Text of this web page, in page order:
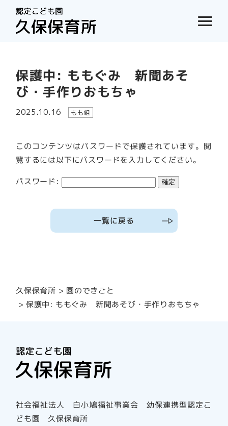
保護中: ももぐみ 新聞あそ
び・手作りおもちゃ
2025.10.16 もも組
このコンテンツはパスワードで保護されています。閲
覧するには以下にパスワードを入力してください。
パスワード:
一覧に戻る
久保保育所 園のできごと
保護中: ももぐみ 新聞あそび・手作りおもちゃ
社会福祉法人 白小鳩福祉事業会 幼保連携型認定こ
ども園 久保保育所